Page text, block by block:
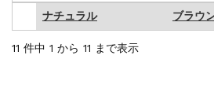
ブラウン
ナチュラル ブラウ
11 件中 1 から 11 まで表示